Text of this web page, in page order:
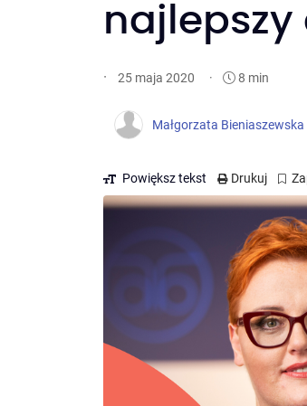
najlepszy
· 25 maja 2020 · 8 min
Małgorzata Bieniaszewska
Powiększ tekst Drukuj